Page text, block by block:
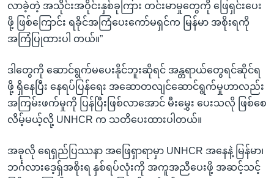
လာခဲ့တဲ့ အသိုင်းအဝိုင်းနှစ်ခုကြား တင်းမာမှုတွေကို ဖြေရှင်းပေး
ဖို့ ဖြစ်ကြောင်း ရခိုင်အကြံပေးကော်မရှင်က မြန်မာ အစိုးရကို
အကြံပြုထားပါ တယ်။”
ဒါတွေကို ဆောင်ရွက်မပေးနိုင်ဘူးဆိုရင် အန္တရာယ်တွေရင်ဆိုင်ရ
ဖို့ ရှိနေပြီး နေရပ်ပြန်ရေး အဆောတလျင်ဆောင်ရွက်မှုဟာလည်း
အကြမ်းဖက်မှုကို ပြန်ပြီးဖြစ်လာအောင် မီးမွှေး ပေးသလို ဖြစ်စေ
လိမ့်မယ့်လို့ UNHCR က သတိပေးထားပါတယ်။
အခုလို ရေရှည်ပြဿနာ အဖြေရှာရာမှာ UNHCR အနေနဲ့ မြန်မာ၊
ဘင်္ဂလားဒေ့ရှ်အစိုးရ နှစ်ရပ်လုံးကို အကူအညီပေးဖို့ အဆင့်သင့်